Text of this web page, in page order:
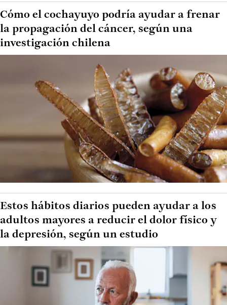
Cómo el cochayuyo podría ayudar a frenar
la propagación del cáncer, según una
investigación chilena
Estos hábitos diarios pueden ayudar a los
adultos mayores a reducir el dolor físico y
la depresión, según un estudio